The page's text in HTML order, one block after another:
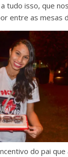
tudo isso, que
entre as mesas
do pai